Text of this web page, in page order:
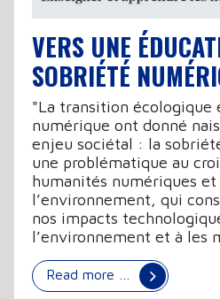
VERS UNE
SOBRIÉTÉ
"La transition écologique
numérique ont donné
enjeu sociétal : la
une problématique au
humanités numériques et
l’environnement, qui
nos impacts
l’environnement et à les
Read more …